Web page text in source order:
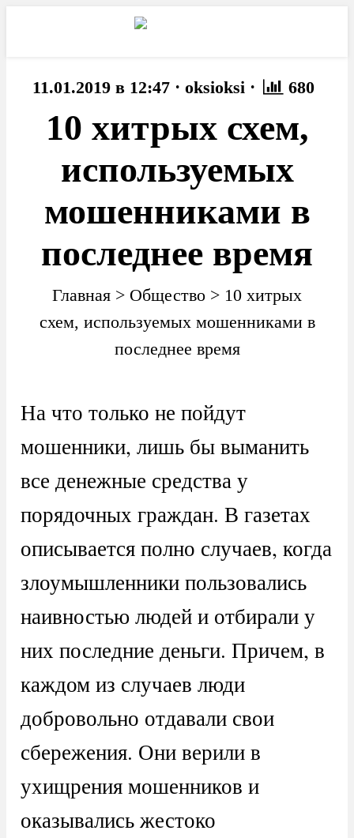
11.01.2019 в 12:47 · oksioksi · 680
10 хитрых схем,
используемых
мошенниками в
последнее время
Главная > Общество > 10 хитрых
схем, используемых мошенниками в
последнее время
На что только не пойдут
мошенники, лишь бы выманить
все денежные средства у
порядочных граждан. В газетах
описывается полно случаев, когда
злоумышленники пользовались
наивностью людей и отбирали у
них последние деньги. Причем, в
каждом из случаев люди
добровольно отдавали свои
сбережения. Они верили в
ухищрения мошенников и
оказывались жестоко